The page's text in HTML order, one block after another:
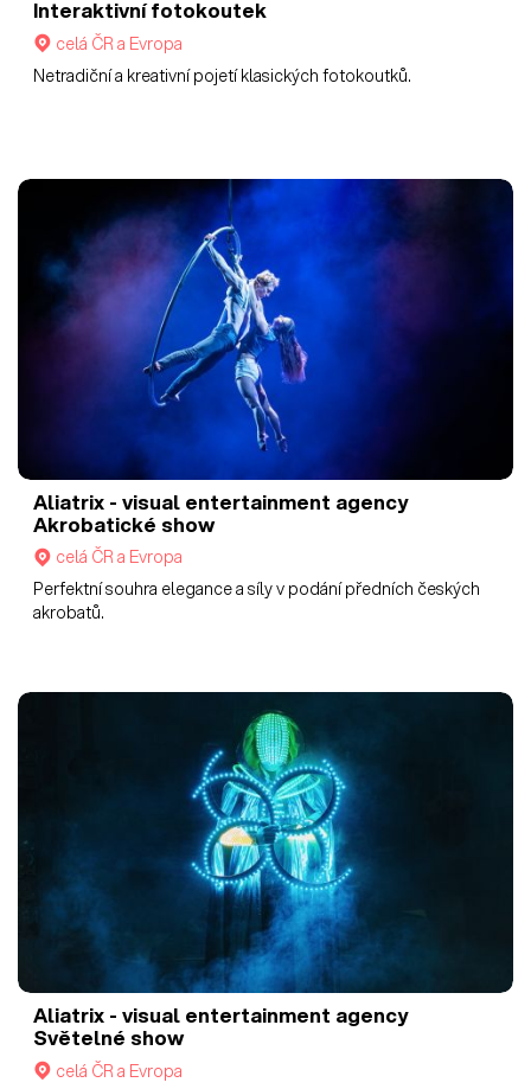
Interaktivní fotokoutek
celá ČR a Evropa
Netradiční a kreativní pojetí klasických fotokoutků.
Aliatrix - visual entertainment agency
Akrobatické show
celá ČR a Evropa
Perfektní souhra elegance a síly v podání předních českých
akrobatů.
Aliatrix - visual entertainment agency
Světelné show
celá ČR a Evropa